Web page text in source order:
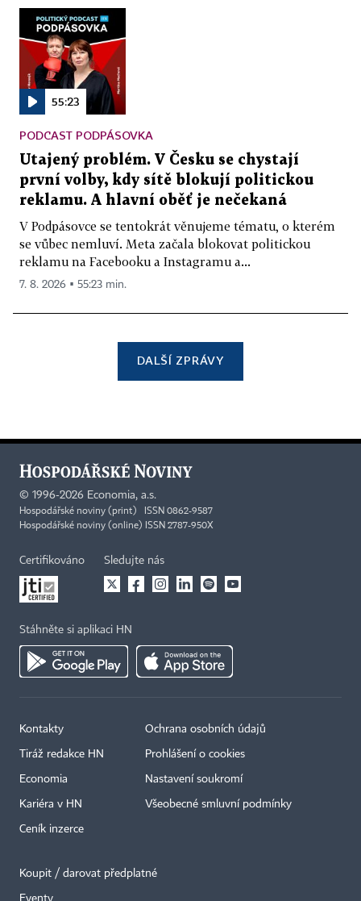
55:23
PODCAST PODPÁSOVKA
Utajený problém. V Česku se chystají
první volby, kdy sítě blokují politickou
reklamu. A hlavní oběť je nečekaná
V Podpásovce se tentokrát věnujeme tématu, o kterém
se vůbec nemluví. Meta začala blokovat politickou
reklamu na Facebooku a Instagramu a...
7. 8. 2026 ▪ 55:23 min.
DALŠÍ ZPRÁVY
© 1996-2026 Economia, a.s.
Hospodářské noviny (print) ISSN 0862-9587
Hospodářské noviny (online) ISSN 2787-950X
Certifikováno Sledujte nás
Stáhněte si aplikaci HN
Kontakty
Tiráž redakce HN
Economia
Kariéra v HN
Ceník inzerce
Ochrana osobních údajů
Prohlášení o cookies
Nastavení soukromí
Všeobecné smluvní podmínky
Koupit / darovat předplatné
Eventy